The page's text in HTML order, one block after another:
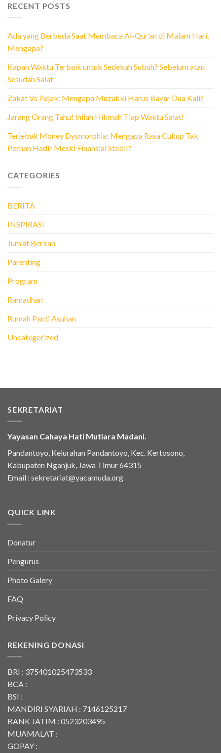
RECENT POSTS
Ada yang Berbeda Saat Membaca Al-Qur’an di Malam Hari,
Mengapa?
Kapan Waktu Terbaik untuk Sedekah Subuh? Sebelum atau
Sesudah Salat
Zakat Vs Pajak: Mengapa Muzakki Harus Bayar Dua Kali?
Jarang Orang Tahu! Inilah Hikmah Tiap Waktu Salat!
Terjebak Money Dysmorphia: Mengapa Rasa Cukup Tak
Pernah Hadir Meski Finansial Stabil?
CATEGORIES
BERITA
INSPIRASI
Jum'at Berkah
Parenting
Program
Ramadhan
Rumah Panti Asuhan
Uncategorized
SEKRETARIAT
Yayasan Cahaya Hati Mutiara Madani.
Pandantoyo, Kelurahan Pandantoyo, Kec. Kertosono,
Kabupaten Nganjuk, Jawa Timur 64315
Email : sekretariat@yacamuda.org
QUICK LINK
Donatur
Pengurus
Photo Galery
FAQ
Privacy Policy
REKENING DONASI
BRI : 375401025473533
BCA :
BSI :
MANDIRI SYARIAH : 7146125217
BANK JATIM : 0523203495
MUAMALAT :
GOPAY :